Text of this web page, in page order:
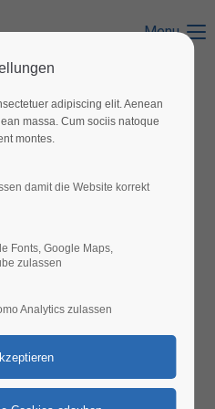
Menu
Einheit
(MEA) ist das
und ermöglicht den
Anode zur Kathode durch
(PEM), Katalysatorschicht,
Unterdichtung. Die
chemisch stabiler
um die Wirtschaftlichkeit
und die Lebensdauer
adipiscing elit. Aenean
massa. Cum sociis natoque
montes.
damit die Website korrekt
Fonts, Google Maps,
zulassen
Analytics zulassen